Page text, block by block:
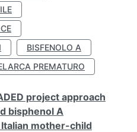
BISFENOLO A
PREMATURO
project approach
bisphenol A
mother-child